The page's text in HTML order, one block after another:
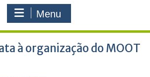
Menu
à organização do MOOT